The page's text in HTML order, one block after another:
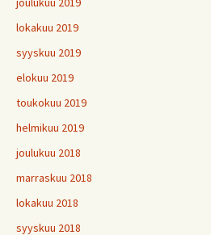
lokakuu 2019
syyskuu 2019
elokuu 2019
toukokuu 2019
helmikuu 2019
joulukuu 2018
marraskuu 2018
lokakuu 2018
syyskuu 2018